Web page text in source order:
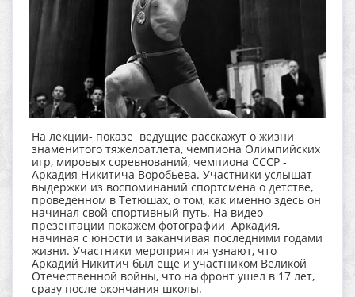
На лекции- показе ведущие расскажут о жизни
знаменитого тяжелоатлета, чемпиона Олимпийских
игр, мировых соревнований, чемпиона СССР -
Аркадия Никитича Воробьева. Участники услышат
выдержки из воспоминаний спортсмена о детстве,
проведенном в Тетюшах, о том, как именно здесь он
начинал свой спортивный путь. На видео-
презентации покажем фотографии Аркадия,
начиная с юности и заканчивая последними годами
жизни. Участники мероприятия узнают, что
Аркадий Никитич был еще и участником Великой
Отечественной войны, что на фронт ушел в 17 лет,
сразу после окончания школы.